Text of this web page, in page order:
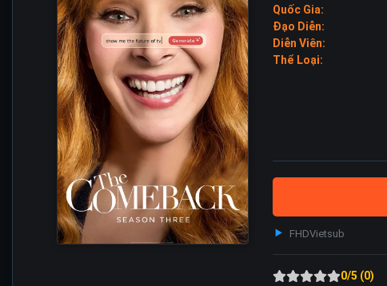
Quốc Gia:
Đạo Diễn:
Diễn Viên:
Thể Loại:
FHDVietsub
0/5 (0)